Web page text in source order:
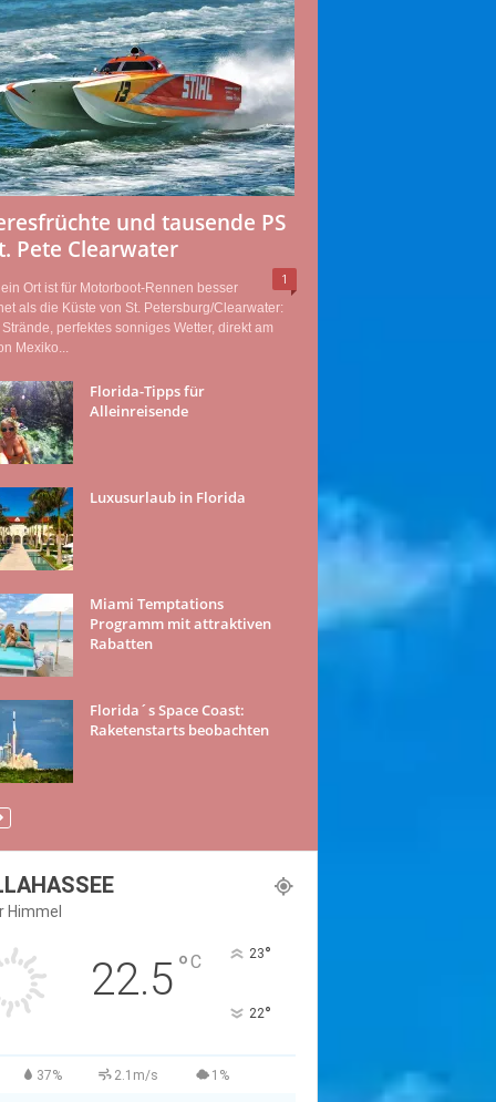
und tausende PS
Pete Clearwater
1
Ort ist für Motorboot-Rennen besser
als die Küste von St. Petersburg/Clearwater:
perfektes sonniges Wetter, direkt am
Mexiko...
Florida-Tipps für
Alleinreisende
Luxusurlaub in Florida
Miami Temptations
Programm mit attraktiven
Rabatten
Florida´s Space Coast:
Raketenstarts beobachten
Himmel
22.5°C 23°
22°
37% 2.1m/s 1%